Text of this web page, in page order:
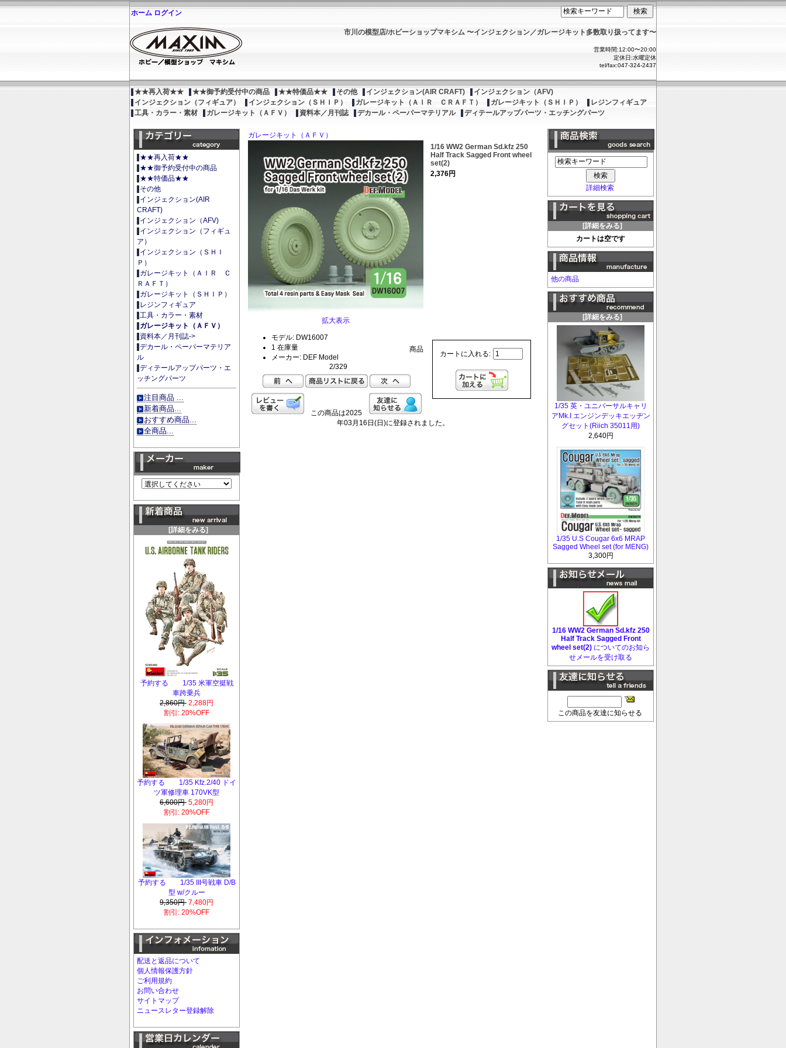
ホーム ログイン
市川の模型店/ホビーショップマキシム 〜インジェクション／ガレージキット多数取り扱ってます〜
営業時間:12:00〜20:00
定休日:水曜定休
tel/fax:047-324-2437
★★再入荷★★ ★★御予約受付中の商品 ★★特価品★★ その他 インジェクション(AIR CRAFT)
インジェクション（AFV)
インジェクション（フィギュア）
インジェクション（ＳＨＩＰ） ガレージキット（ＡＩＲ ＣＲＡＦＴ） ガレージキット（ＳＨＩＰ）
レジンフィギュア
工具・カラー・素材
ガレージキット（ＡＦＶ） 資料本／月刊誌 デカール・ペーパーマテリアル ディテールアップパーツ・エッチングパーツ
★★再入荷★★
★★御予約受付中の商品
★★特価品★★
その他
インジェクション(AIR
CRAFT)
インジェクション（AFV)
インジェクション（フィギュ
ア）
インジェクション（ＳＨＩ
Ｐ）
ガレージキット（ＡＩＲ Ｃ
ＲＡＦＴ）
ガレージキット（ＳＨＩＰ）
レジンフィギュア
工具・カラー・素材
ガレージキット（ＡＦＶ）
資料本／月刊誌->
デカール・ペーパーマテリア
ル
ディテールアップパーツ・エ
ッチングパーツ
注目商品 ...
新着商品...
おすすめ商品...
全商品...
[詳細をみる]
予約する 1/35 米軍空挺戦
車跨乗兵
2,860円 2,288円
割引: 20%OFF
予約する 1/35 Kfz.2/40 ドイ
ツ軍修理車 170VK型
6,600円 5,280円
割引: 20%OFF
予約する 1/35 III号戦車 D/B
型 w/クルー
9,350円 7,480円
割引: 20%OFF
配送と返品について
個人情報保護方針
ご利用規約
お問い合わせ
サイトマップ
ニュースレター登録解除
ガレージキット（ＡＦＶ）
拡大表示
1/16 WW2 German Sd.kfz 250
Half Track Sagged Front wheel
set(2)
2,376円
カートに入れる:
モデル: DW16007
1 在庫量
メーカー: DEF Model
商品
2/329
この商品は2025
年03月16日(日)に登録されました。
詳細検索
[詳細をみる]
カートは空です
他の商品
[詳細をみる]
1/35 英・ユニバーサルキャリ
アMk.I エンジンデッキエッヂン
グセット(Riich 35011用)
2,640円
1/35 U.S Cougar 6x6 MRAP
Sagged Wheel set (for MENG)
3,300円
1/16 WW2 German Sd.kfz 250
Half Track Sagged Front
wheel set(2) についてのお知ら
せメールを受け取る
この商品を友達に知らせる